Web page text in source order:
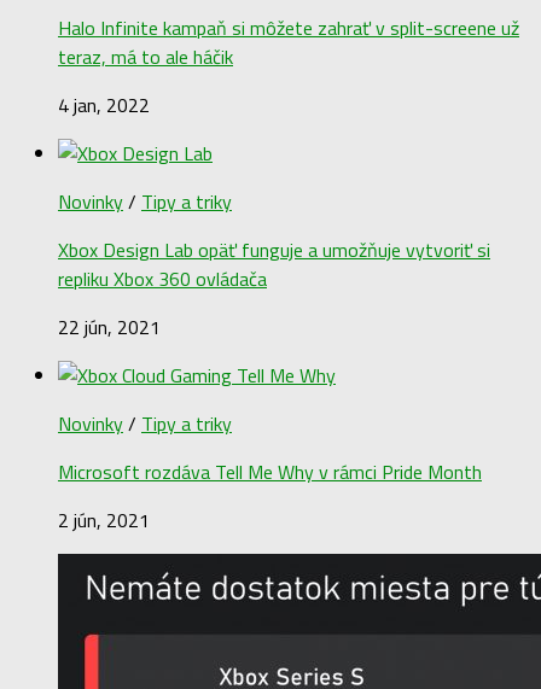
Halo Infinite kampaň si môžete zahrať v split-screene už
teraz, má to ale háčik
4 jan, 2022
Novinky/ Tipy a triky
Xbox Design Lab opäť funguje a umožňuje vytvoriť si
repliku Xbox 360 ovládača
22 jún, 2021
Novinky/ Tipy a triky
Microsoft rozdáva Tell Me Why v rámci Pride Month
2 jún, 2021